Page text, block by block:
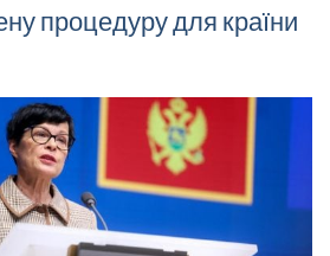
процедуру для країни